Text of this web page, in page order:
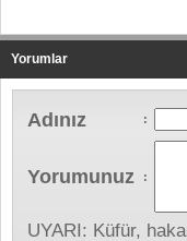
Yorumlar
Adınız :
Yorumunuz :
UYARI: Küfür,